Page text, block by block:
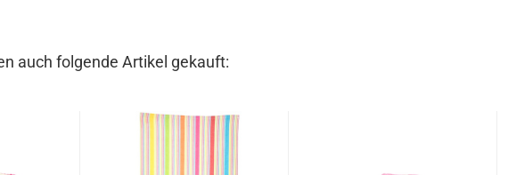
auch folgende Artikel gekauft: